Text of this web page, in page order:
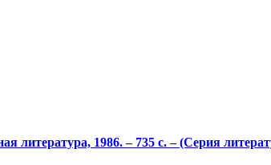
литература, 1986. – 735 с. – (Серия